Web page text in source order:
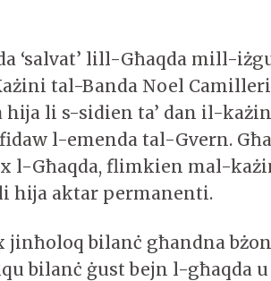
‘salvat’ lill-Għaqda mill-
tal-Banda Noel
li s-sidien ta’ dan il-
l-emenda tal-Gvern.
l-Għaqda, flimkien mal-
hija aktar permanenti.
jinħoloq bilanċ għandna
bilanċ ġust bejn l-għaqda u